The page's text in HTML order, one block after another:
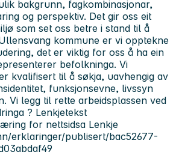
bakgrunn, fagkombinasjonar,
og perspektiv. Det gir oss eit
som set oss betre i stand til å
kommune er vi opptekne
det er viktig for oss å ha ein
befolkninga. Vi
kvalifisert til å søkja, uavhengig av
funksjonsevne, livssyn
Vi legg til rette arbeidsplassen ved
? Lenkjetekst
for nettsidsa Lenkje
erklaringer/publisert/bac52677-